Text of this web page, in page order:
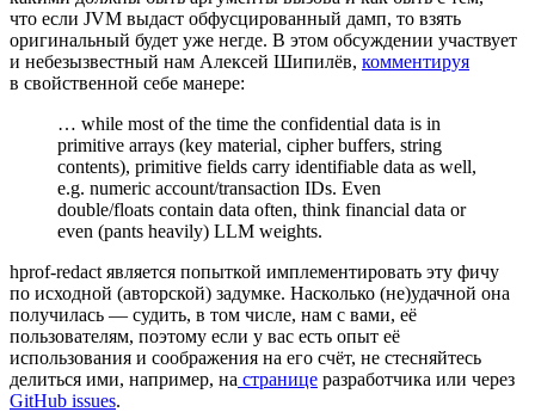
что если JVM выдаст обфусцированный дамп, то взять
оригинальный будет уже негде. В этом обсуждении участвует
и небезызвестный нам Алексей Шипилёв, комментируя
в свойственной себе манере:
… while most of the time the confidential data is in
primitive arrays (key material, cipher buffers, string
contents), primitive fields carry identifiable data as well,
e.g. numeric account/transaction IDs. Even
double/floats contain data often, think financial data or
even (pants heavily) LLM weights.
hprof‑redact является попыткой имплементировать эту фичу
по исходной (авторской) задумке. Насколько (не)удачной она
получилась — судить, в том числе, нам с вами, её
пользователям, поэтому если у вас есть опыт её
использования и соображения на его счёт, не стесняйтесь
делиться ими, например, на странице разработчика или через
GitHub issues.